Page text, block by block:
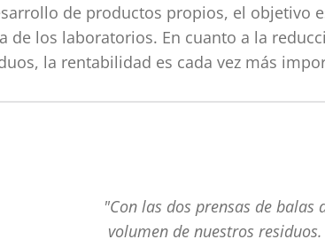
de productos propios, el objetivo
de los laboratorios. En cuanto a la
la rentabilidad es cada vez más
"Con las dos prensas de balas
volumen de nuestros